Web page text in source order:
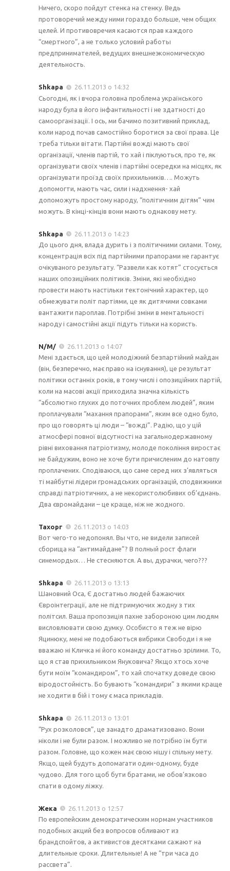
Ничего, скоро пойдут стенка на стенку. Ведь
протоворечий между ними гораздо больше, чем общих
целей. И противовречия касаются прав каждого
“смертного”, а не только условий работы
предпринимателей, ведущих внешнеэкономическую
деятельность.
Shkapa
26.11.2013 о 14:32
Сьогодні, як і вчора головна проблема українського
народу була в його інфантильності і не здатності до
самоорганізації. І ось, ми бачимо позитивний приклад,
коли народ почав самостійно боротися за свої права. Це
треба тільки вітати. Партійні вожді мають свої
організації, членів партій, то хай і піклуються, про те, як
організувати своїх членів і партійні осередки на місцях, як
організувати проїзд своїх прихильників…. Можуть
допомогти, мають час, сили і надхнення- хай
допоможуть простому народу, “політичним дітям” чим
можуть. В кінці-кінців вони мають однакову мету.
Shkapa
26.11.2013 о 14:23
До цього дня, влада дурить і з політичними силами. Тому,
концентрація всіх під партійними прапорами не гарантує
очікуваного результату. “Развели как котят” стосується
наших опозиційних політиків. Зміни, які необхідно
провести мають настільки тектонічний характер, що
обмежувати політ партіями, це як дитячими совками
вантажити пароплав. Потрібні зміни в ментальності
народу і самостійні акції підуть тільки на користь.
N/M/
26.11.2013 о 14:07
Мені здається, що цей молодіжний безпартійний майдан
(він, безперечно, має право на існування), це результат
політики останніх років, в тому числі і опозиційних партій,
коли на масові акції приходила значна кількість
“абсолютно глухих до поточних проблем людей”, яким
проплачували “махання прапорами”, яким все одно було,
про що говорять ці люди – “вожді”. Радію, що у цій
атмосфері повної відсутності на загальнодержавному
рівні виховання патріотизму, молоде покоління виростає
не байдужим, воно не хоче бути причисленим до натовпу
проплачених. Сподіваюся, що саме серед них з’являться
ті майбутні лідери громадських організацій, сподвижники
справді патріотичних, а не некористолюбивих об’єднань.
Два євромайдани – це краще, ніж не жодного.
Тахорг
26.11.2013 о 14:03
Вот чего-то недопонял. Вы что, не видели записей
сборища на “антимайдане”? В полный рост флаги
синемордых… Не стесняются. А вы, дурачки, чего???
Shkapa
26.11.2013 о 13:13
Шановний Оса, Є достатньо людей бажаючих
Євроінтеграції, але не підтримуючих жодну з тих
політсил. Ваша пропозиція пахне забороною цим людям
висловлювати свою думку. Особисто я теж не вірю
Яцинюку, мені не подобаються вибрики Свободи і я не
вважаю ні Кличка ні його команду достатньо зрілими. То,
що я став прихильником Януковича? Якщо хтось хоче
бути моїм “командиром”, то хай спочатку доведе свою
віродостойність. Бо бувають “командири” з якими краще
не ходити в бій і тому є маса прикладів.
Shkapa
26.11.2013 о 13:01
“Рух розколовся”, це занадто драматизовано. Вони
ніколи і не були разом. І можливо не потрібно їм бути
разом. Головне, що кожен має свою нішу і спільну мету.
Якщо, щей будуть допомагати один-одному, буде
чудово. Для того щоб бути братами, не обов’язково
спати в одому ліжку.
Жека
26.11.2013 о 12:57
По европейским демократическим нормам участников
подобных акций без вопросов обливают из
брандспойтов, а активистов десятками сажают на
длительные сроки. Длительные! А не “три часа до
рассвета”.